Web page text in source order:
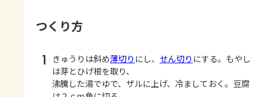
つくり方
1 きゅうりは斜め薄切り にし、 せん切り にする。もやし
は芽とひげ根を取り、
沸騰した湯でゆで、ザルに上げ、冷ましておく。豆腐